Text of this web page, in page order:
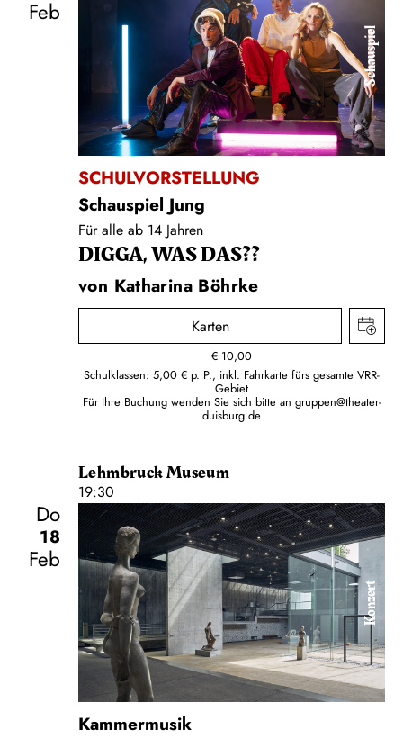
Feb
Schauspiel
SCHULVORSTELLUNG
Schauspiel Jung
Für alle ab 14 Jahren
DIGGA, WAS DAS??
von Katharina Böhrke
Karten
€ 10,00
Schulklassen: 5,00 € p. P., inkl. Fahrkarte fürs gesamte VRR-
Gebiet
Für Ihre Buchung wenden Sie sich bitte an gruppen@theater-
duisburg.de
Lehmbruck Museum
19:30
Do
18
Feb
Konzert
Kammermusik